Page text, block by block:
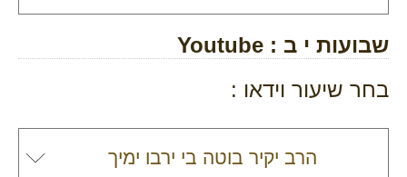
שבועות י ב : Youtube
בחר שיעור וידאו :